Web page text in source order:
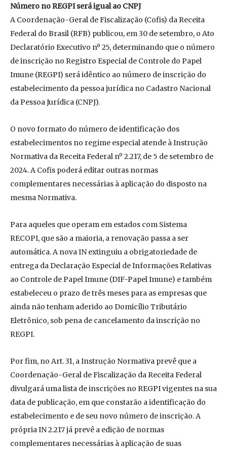
Número no REGPI será igual ao CNPJ
A Coordenação-Geral de Fiscalização (Cofis) da Receita
Federal do Brasil (RFB) publicou, em 30 de setembro, o Ato
Declaratório Executivo nº 25, determinando que o número
de inscrição no Registro Especial de Controle do Papel
Imune (REGPI) será idêntico ao número de inscrição do
estabelecimento da pessoa jurídica no Cadastro Nacional
da Pessoa Jurídica (CNPJ).
O novo formato do número de identificação dos
estabelecimentos no regime especial atende à Instrução
Normativa da Receita Federal nº 2.217, de 5 de setembro de
2024. A Cofis poderá editar outras normas
complementares necessárias à aplicação do disposto na
mesma Normativa.
Para aqueles que operam em estados com Sistema
RECOPI, que são a maioria, a renovação passa a ser
automática. A nova IN extinguiu a obrigatoriedade de
entrega da Declaração Especial de Informações Relativas
ao Controle de Papel Imune (DIF-Papel Imune) e também
estabeleceu o prazo de três meses para as empresas que
ainda não tenham aderido ao Domicílio Tributário
Eletrônico, sob pena de cancelamento da inscrição no
REGPI.
Por fim, no Art. 31, a Instrução Normativa prevê que a
Coordenação-Geral de Fiscalização da Receita Federal
divulgará uma lista de inscrições no REGPI vigentes na sua
data de publicação, em que constarão a identificação do
estabelecimento e de seu novo número de inscrição. A
própria IN 2.217 já prevê a edição de normas
complementares necessárias à aplicação de suas